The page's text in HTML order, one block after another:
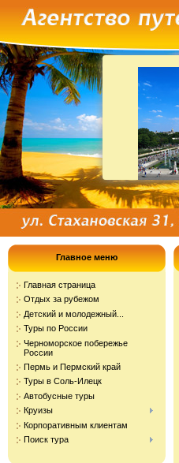
Главное меню
Главная страница
Отдых за рубежом
Детский и молодежный...
Туры по России
Черноморское побережье
России
Пермь и Пермский край
Туры в Соль-Илецк
Автобусные туры
Круизы
Корпоративным клиентам
Поиск тура